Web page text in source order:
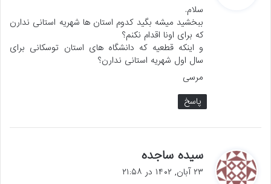
سلام.
ببخشید میشه بگید کدوم استان ها شهریه استانی ندارن
که برای اونا اقدام نکنم؟
و اینکه قطعیه که دانشگاه های استان توسکانی برای
سال اول شهریه استانی ندارن؟
مرسی
پاسخ
سیده ساجده
ف
۲۳ آبان, ۱۴۰۲ در ۲۱:۵۸